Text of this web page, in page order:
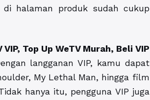
di halaman produk sudah cukup
VIP, Top Up WeTV Murah, Beli VIP
langganan VIP, kamu dapat
My Lethal Man, hingga film
hanya itu, pengguna VIP juga